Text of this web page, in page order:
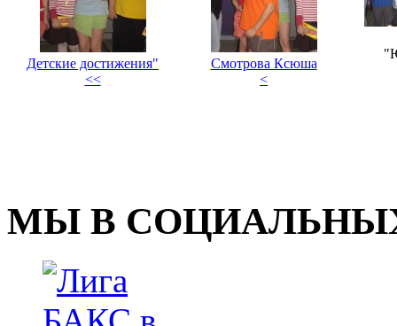
Детские достижения" Смотрова Ксюша
<<
<
МЫ В